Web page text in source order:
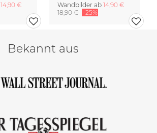
14,90 €
Wandbilder ab 14,90 €
18,90 € -25%
Bekannt aus